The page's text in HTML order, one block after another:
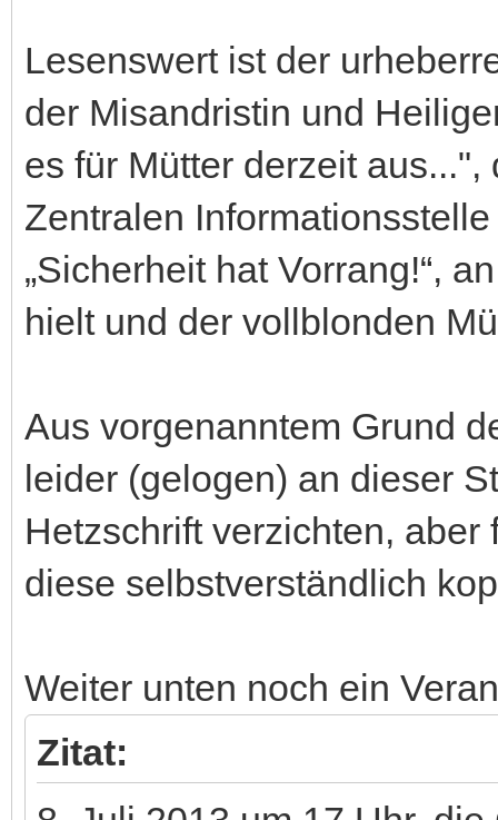
Lesenswert ist der
der Misandristin und
es für Mütter derzeit
Zentralen
„Sicherheit hat Vorrang!“,
hielt und der vollblonden
Aus vorgenanntem Grund
leider (gelogen) an dieser
Hetzschrift verzichten,
diese selbstverständlich
Weiter unten noch ein
Zitat: